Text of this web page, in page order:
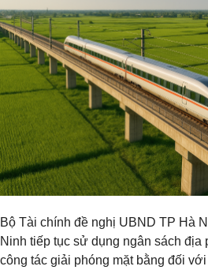
Bộ Tài chính đề nghị UBND TP Hà
Ninh tiếp tục sử dụng ngân sách
công tác giải phóng mặt bằng đối